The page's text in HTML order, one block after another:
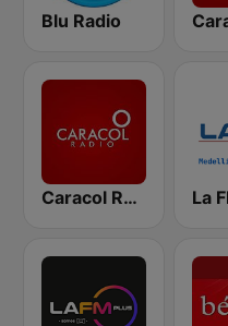
Blu Radio
Caracol Radio Medellín